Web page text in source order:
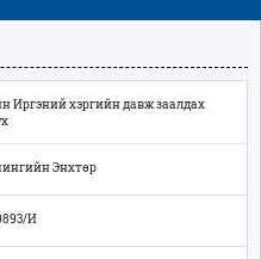
Иргэний хэргийн давж заалдах
Энхтөр
И